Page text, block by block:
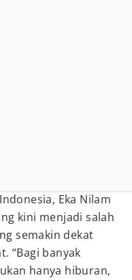
Eka Nilam
kini menjadi salah
semakin dekat
“Bagi banyak
hanya hiburan,